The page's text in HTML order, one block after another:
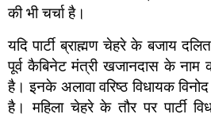
की भी चर्चा है।
यदि पार्टी ब्राह्मण चेहरे के बजाय
पूर्व कैबिनेट मंत्री खजानदास के नाम
है। इनके अलावा वरिष्ठ विधायक
है। महिला चेहरे के तौर पर पार्टी